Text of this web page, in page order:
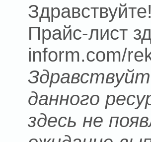
Прайс-лист
inform.com/
данного
здесь не